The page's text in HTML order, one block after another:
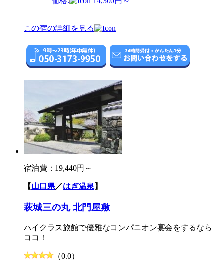
この宿の詳細を見る
宿泊費： 19,440円～
【山口県／はぎ温泉 】
萩城三の丸 北門屋敷
ハイクラス旅館で優雅なコンパニオン宴会をするなら
ココ！
（0.0）